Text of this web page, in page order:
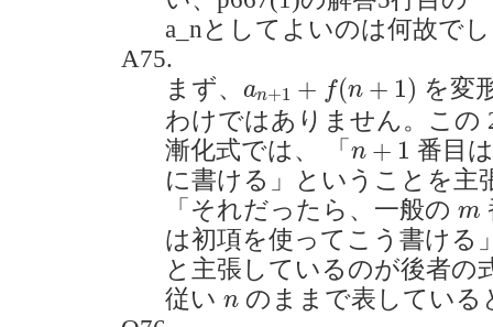
a_nとしてよいのは何故で
A75.
まず、 an+1 + f(n + 1)
+ n+ )
を変
わけではありません。この
漸化式では、 「 n + 1
n+1
番目
に書ける」ということを主
「それだったら、一般の m
m
は初項を使ってこう書ける
と主張しているのが後者の
従い n
n のままで表してい